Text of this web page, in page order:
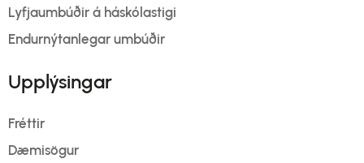
Lyfjaumbúðir á háskólastigi
Endurnýtanlegar umbúðir
Upplýsingar
Fréttir
Dæmisögur